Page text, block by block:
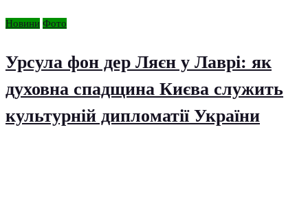
Новини Фото
Урсула фон дер Ляєн у Лаврі: як
духовна спадщина Києва служить
культурній дипломатії України